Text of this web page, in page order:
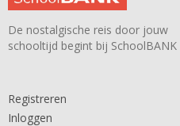
De nostalgische reis door jouw
schooltijd begint bij SchoolBANK
Registreren
Inloggen